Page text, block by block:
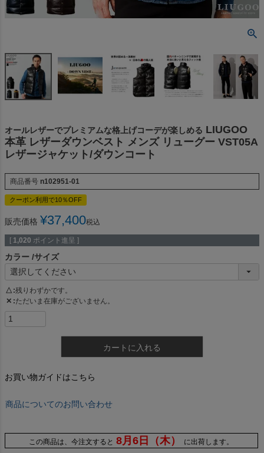
オールレザーでプレミアムな格上げコーデが楽しめる LIUGOO
本革 レザーダウンベスト メンズ リューグー VST05A
レザージャケット/ダウンコート
商品番号 n102951-01
クーポン利用で10％OFF
販売価格 ¥37,400税込
[ 1,020 ポイント進呈 ]
カラー サイズ
△ 残りわずかです。
✕ ただいま在庫がございません。
カートに入れる
お買い物ガイドはこちら
商品についてのお問い合わせ